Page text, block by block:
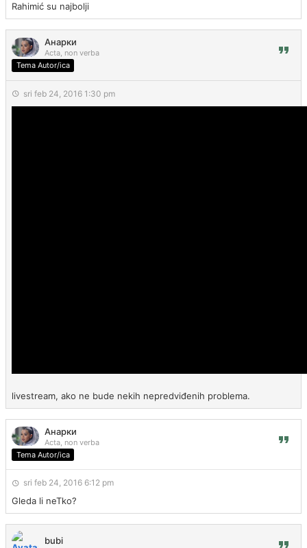
Rahimić su najbolji
Анарки
Acta, non verba
Tema Autor/ica
sri feb 24, 2016 1:30 pm
livestream, ako ne bude nekih nepredviđenih problema.
Анарки
Acta, non verba
Tema Autor/ica
sri feb 24, 2016 6:12 pm
Gleda li neTko?
bubi